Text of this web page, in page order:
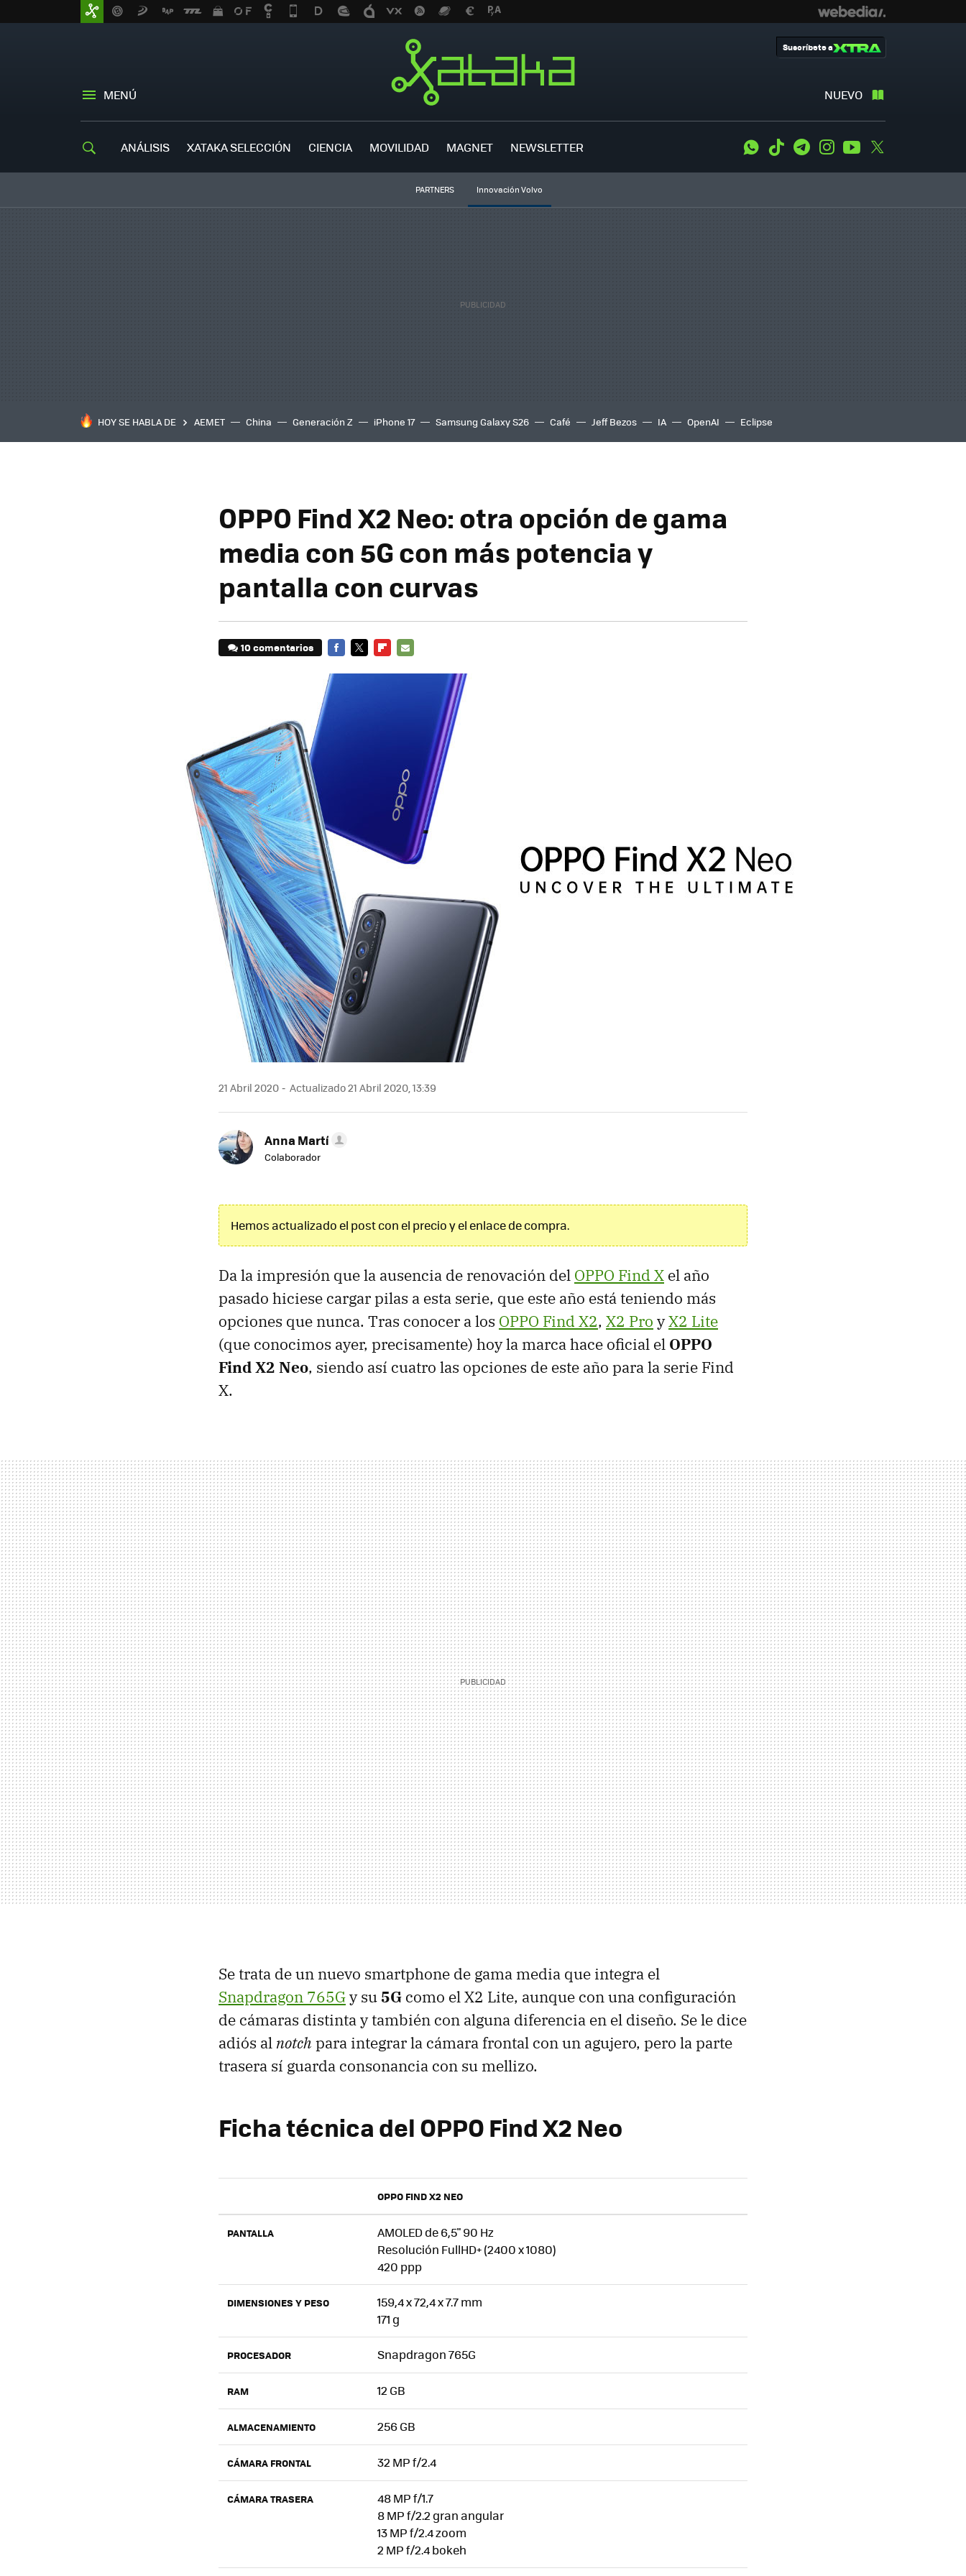
MENÚ NUEVO
Suscríbete a
ANÁLISIS XATAKA SELECCIÓN CIENCIA MOVILIDAD MAGNET NEWSLETTER WhatsApp
Tiktok TelegramInstagramYoutube
PARTNERS Innovación Volvo
HOY SE HABLA DE AEMET China Generación Z iPhone 17 Samsung Galaxy S26 Café Jeff Bezos IA OpenAI Eclipse
OPPO Find X2 Neo: otra opción de gama
media con 5G con más potencia y
pantalla con curvas
10 comentarios
21 Abril 2020 Actualizado 21 Abril 2020, 13:39
Anna Martí
Colaborador
Hemos actualizado el post con el precio y el enlace de compra.
Da la impresión que la ausencia de renovación del OPPO Find X el año
pasado hiciese cargar pilas a esta serie, que este año está teniendo más
opciones que nunca. Tras conocer a los OPPO Find X2, X2 Pro yX2 Lite
(que conocimos ayer, precisamente) hoy la marca hace oficial el OPPO
Find X2 Neo, siendo así cuatro las opciones de este año para la serie Find
X.
Se trata de un nuevo smartphone de gama media que integra el
Snapdragon 765Gy su 5G como el X2 Lite, aunque con una configuración
de cámaras distinta y también con alguna diferencia en el diseño. Se le dice
adiós al notch para integrar la cámara frontal con un agujero, pero la parte
trasera sí guarda consonancia con su mellizo.
Ficha técnica del OPPO Find X2 Neo
OPPO FIND X2 NEO
PANTALLA
AMOLED de 6,5" 90 Hz
Resolución FullHD+ (2400 x 1080)
420 ppp
DIMENSIONES Y PESO
159,4 x 72,4 x 7.7 mm
171 g
PROCESADOR Snapdragon 765G
RAM 12 GB
ALMACENAMIENTO 256 GB
CÁMARA FRONTAL 32 MP f/2.4
CÁMARA TRASERA
48 MP f/1.7
8 MP f/2.2 gran angular
13 MP f/2.4 zoom
2 MP f/2.4 bokeh